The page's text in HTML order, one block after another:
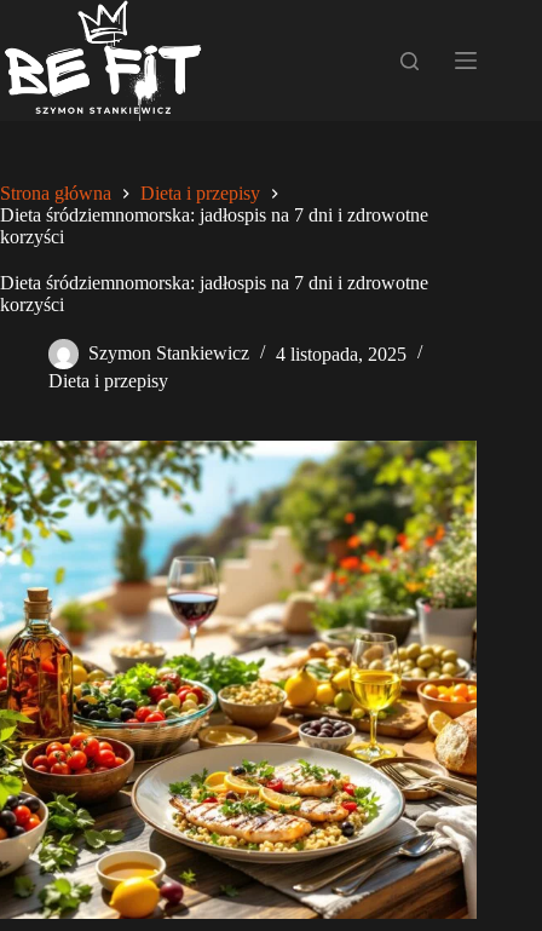
treści
Strona główna
Dieta i przepisy
Dieta śródziemnomorska: jadłospis na 7 dni i zdrowotne
korzyści
Dieta śródziemnomorska: jadłospis na 7 dni i zdrowotne
korzyści
Szymon Stankiewicz
4 listopada, 2025
Dieta i przepisy